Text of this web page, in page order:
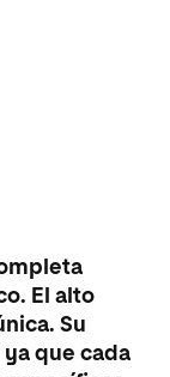
El alto
Su
que cada